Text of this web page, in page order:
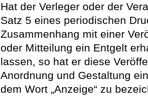
Hat der Verleger oder der
Satz 5 eines periodischen
Zusammenhang mit einer
oder Mitteilung ein Entgelt
lassen, so hat er diese
Anordnung und Gestaltung
dem Wort „Anzeige“ zu